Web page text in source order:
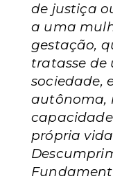
de justiça
a uma
gestação,
tratasse de
sociedade,
autônoma,
capacidade
própria